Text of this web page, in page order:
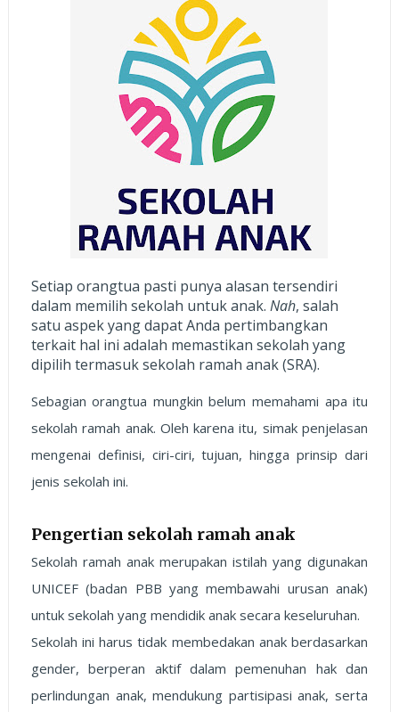
Setiap orangtua pasti punya alasan tersendiri
dalam memilih sekolah untuk anak. Nah, salah
satu aspek yang dapat Anda pertimbangkan
terkait hal ini adalah memastikan sekolah yang
dipilih termasuk sekolah ramah anak (SRA).
Sebagian orangtua mungkin belum memahami apa itu
sekolah ramah anak. Oleh karena itu, simak penjelasan
mengenai definisi, ciri-ciri, tujuan, hingga prinsip dari
jenis sekolah ini.
Pengertian sekolah ramah anak
Sekolah ramah anak merupakan istilah yang digunakan
UNICEF (badan PBB yang membawahi urusan anak)
untuk sekolah yang mendidik anak secara keseluruhan.
Sekolah ini harus tidak membedakan anak berdasarkan
gender, berperan aktif dalam pemenuhan hak dan
perlindungan anak, mendukung partisipasi anak, serta